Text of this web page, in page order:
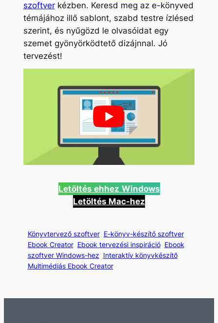
szoftverkézben. Keresd meg az e-könyved
témájához illő sablont, szabd testre ízlésed
szerint, és nyűgözd le olvasóidat egy
szemet gyönyörködtető dizájnnal. Jó
tervezést!
Letöltés ehhez Windows
Letöltés Mac-hez
Könyvtervező szoftver E-könyv-készítő szoftver
Ebook Creator Ebook tervezési inspiráció Ebook
szoftver Windows-hez Interaktív könyvkészítő
Multimédiás Ebook Creator